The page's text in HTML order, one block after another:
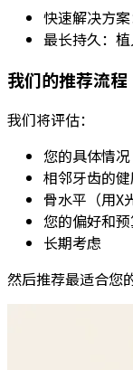
快速解决方
最长持久：
我们的推荐流程
我们将评估：
您的具体情况
相邻牙齿的
骨水平（用X
您的偏好和
长期考虑
然后推荐最适合您